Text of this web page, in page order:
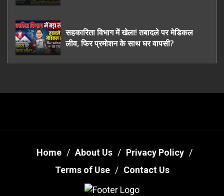
सहकारिता विभाग में खेला! तबादले पर मेडिकल
लीव, फिर प्रमोशन के साथ घर वापसी?
Home About Us
Privacy Policy
Terms of Use
Contact Us